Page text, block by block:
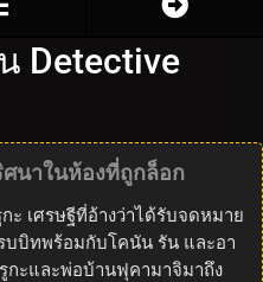
Detective
นาในห้องที่ถูกล็อก
ะ เศรษฐีที่อ้างว่าได้รับจดหมาย
บิทพร้อมกับโคนัน รัน และอา
กะและพ่อบ้านฟุคามาจิมาถึง